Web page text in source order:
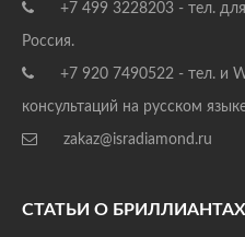
+7 499 3228203 - тел.
Россия.
+7 920 7490522 - тел. и
консультаций на русском
zakaz@isradiamond.ru
СТАТЬИ О БРИЛЛИАНТАХ